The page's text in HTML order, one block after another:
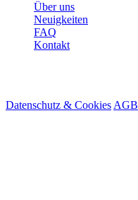
Über uns
Neuigkeiten
FAQ
Kontakt
Datenschutz & Cookies AGB